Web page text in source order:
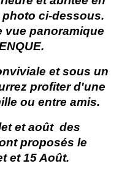
ci-dessous.
vue panoramique
et sous un
profiter d'une
ou entre amis.
et août des
proposés le
et 15 Août.